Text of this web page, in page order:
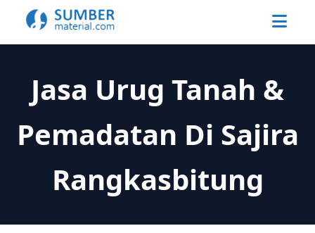
Jasa Urug Tanah &
Pemadatan Di Sajira
Rangkasbitung